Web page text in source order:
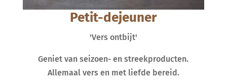
Petit-dejeuner
'Vers ontbijt'
Geniet van seizoen- en streekproducten.
Allemaal vers en met liefde bereid.